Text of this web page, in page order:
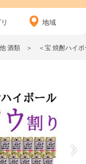
地域
酒類 ＜宝 焼酎ハイ